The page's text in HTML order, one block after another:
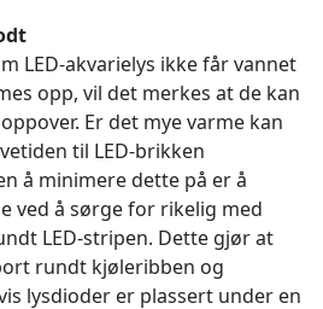
LED-akvarielys ikke får vannet
opp, vil det merkes at de kan
Er det mye varme kan
til LED-brikken
å minimere dette på er å
ved å sørge for rikelig med
LED-stripen. Dette gjør at
rundt kjøleribben og
lysdioder er plassert under en